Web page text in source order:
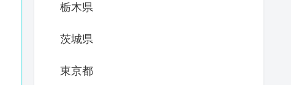
栃木県
茨城県
東京都